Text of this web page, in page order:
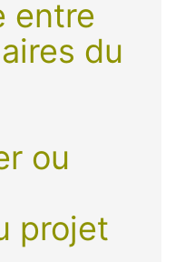
entre
du
ou
projet